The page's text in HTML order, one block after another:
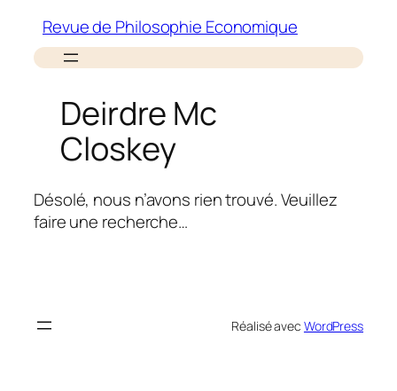
contenu
Revue de Philosophie Economique
Deirdre Mc
Closkey
Désolé, nous n’avons rien trouvé. Veuillez
faire une recherche…
Réalisé avec WordPress